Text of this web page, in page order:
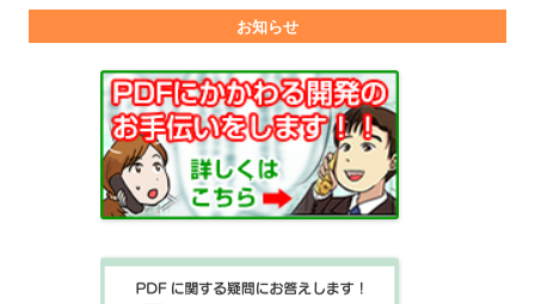
お知らせ